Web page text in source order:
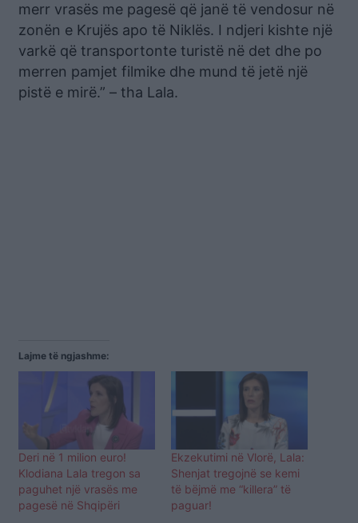
merr vrasës me pagesë që janë të vendosur në
zonën e Krujës apo të Niklës. I ndjeri kishte një
varkë që transportonte turistë në det dhe po
merren pamjet filmike dhe mund të jetë një
pistë e mirë.” – tha Lala.
Lajme të ngjashme:
Deri në 1 milion euro!
Klodiana Lala tregon sa
paguhet një vrasës me
pagesë në Shqipëri
Ekzekutimi në Vlorë, Lala:
Shenjat tregojnë se kemi
të bëjmë me “killera” të
paguar!